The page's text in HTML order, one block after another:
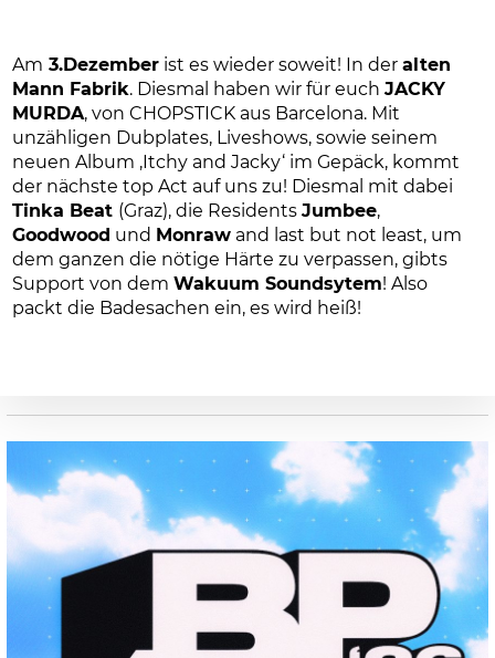
Am 3.Dezember ist es wieder soweit! In deralten
Mann Fabrik. Diesmal haben wir für euchJACKY
MURDA, von CHOPSTICK aus Barcelona. Mit
unzähligen Dubplates, Liveshows, sowie seinem
neuen Album ‚Itchy and Jacky‘ im Gepäck, kommt
der nächste top Act auf uns zu! Diesmal mit dabei
Tinka Beat (Graz), die ResidentsJumbee,
Goodwood und Monraw and last but not least, um
dem ganzen die nötige Härte zu verpassen, gibts
Support von demWakuum Soundsytem! Also
packt die Badesachen ein, es wird heiß!